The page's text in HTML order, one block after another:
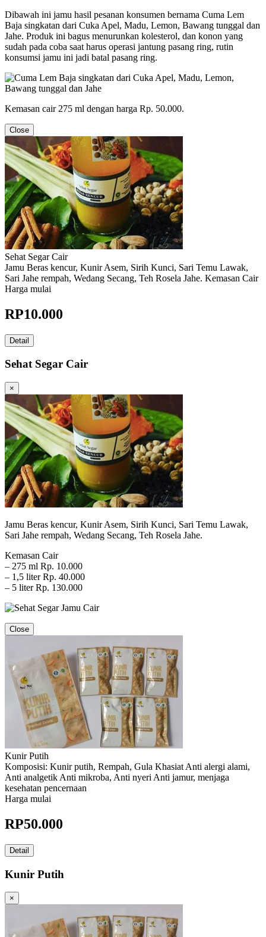
Dibawah ini jamu hasil pesanan konsumen bernama Cuma Lem
Baja singkatan dari Cuka Apel, Madu, Lemon, Bawang tunggal dan
Jahe. Produk ini bagus menurunkan kolesterol, dan konon yang
sudah pada coba saat harus operasi jantung pasang ring, rutin
konsumsi jamu ini jadi batal pasang ring.
Kemasan cair 275 ml dengan harga Rp. 50.000.
Close
Sehat Segar Cair
Jamu Beras kencur, Kunir Asem, Sirih Kunci, Sari Temu Lawak,
Sari Jahe rempah, Wedang Secang, Teh Rosela Jahe. Kemasan Cair
Harga mulai
RP10.000
Detail
Sehat Segar Cair
×
Jamu Beras kencur, Kunir Asem, Sirih Kunci, Sari Temu Lawak,
Sari Jahe rempah, Wedang Secang, Teh Rosela Jahe.
Kemasan Cair
– 275 ml Rp. 10.000
– 1,5 liter Rp. 40.000
– 5 liter Rp. 130.000
Close
Kunir Putih
Komposisi: Kunir putih, Rempah, Gula Khasiat Anti alergi alami,
Anti analgetik Anti mikroba, Anti nyeri Anti jamur, menjaga
kesehatan pencernaan
Harga mulai
RP50.000
Detail
Kunir Putih
×